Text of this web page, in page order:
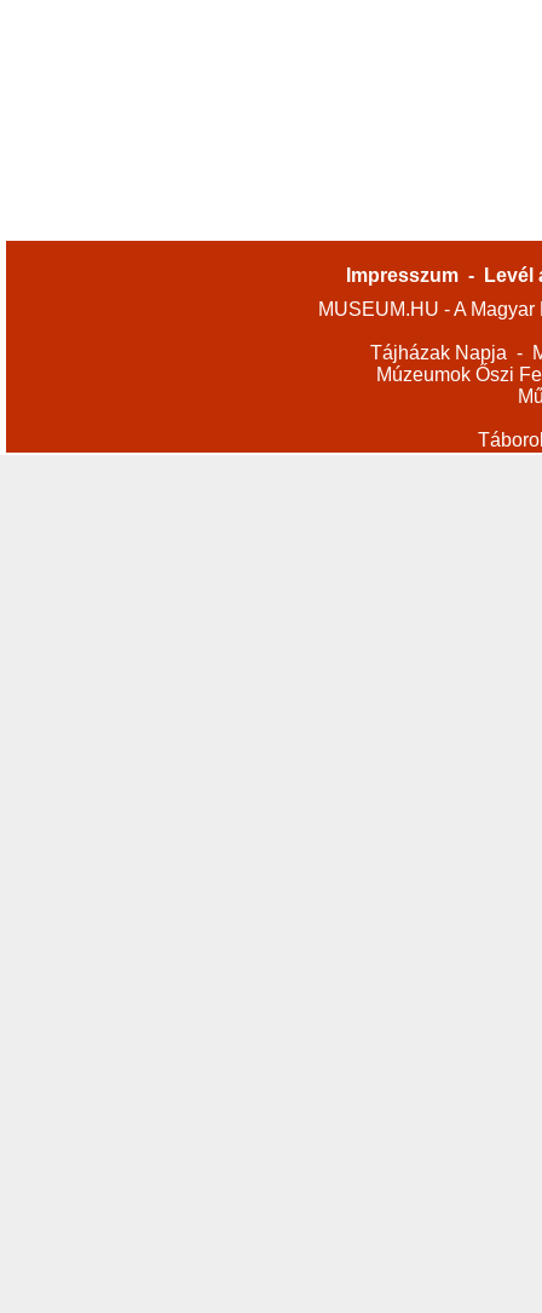
Impresszum -
Levél
MUSEUM.HU - A
Tájházak Napja -
Múzeumok Őszi